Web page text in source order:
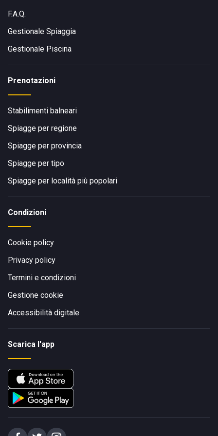
F.A.Q.
Gestionale Spiaggia
Gestionale Piscina
Prenotazioni
Stabilimenti balneari
Spiagge per regione
Spiagge per provincia
Spiagge per tipo
Spiagge per località più popolari
Condizioni
Cookie policy
Privacy policy
Termini e condizioni
Gestione cookie
Accessibilità digitale
Scarica l'app